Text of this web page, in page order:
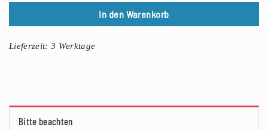
In den Warenkorb
Lieferzeit:3 Werktage
Bitte beachten